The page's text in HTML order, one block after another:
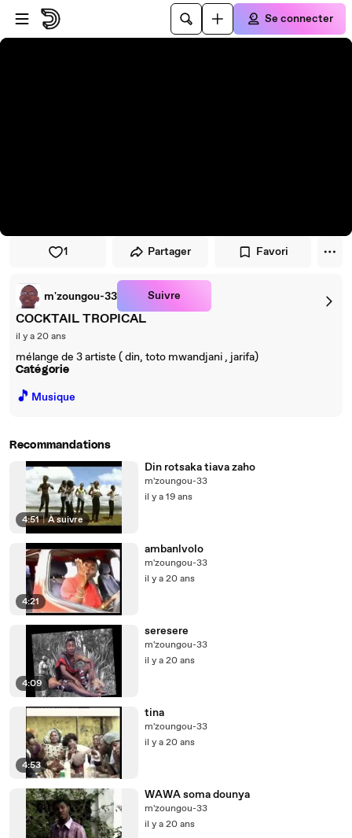
Passer au player
Passer au contenu principal
Se connecter
1 Partager Favori
m'zoungou-33 Suivre
COCKTAIL TROPICAL
il y a 20 ans
mélange de 3 artiste ( din, toto mwandjani , jarifa)
Catégorie
🎵 Musique
Recommandations
4:51 | À suivre
Din rotsaka tiava zaho
m'zoungou-33
il y a 19 ans
4:21
ambanlvolo
m'zoungou-33
il y a 20 ans
4:09
seresere
m'zoungou-33
il y a 20 ans
4:53
tina
m'zoungou-33
il y a 20 ans
WAWA soma dounya
m'zoungou-33
il y a 20 ans